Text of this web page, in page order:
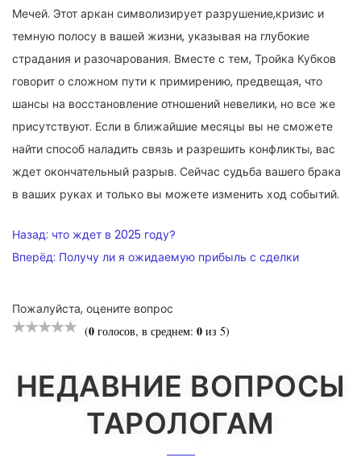
Мечей. Этот аркан символизирует разрушение,кризис и
темную полосу в вашей жизни, указывая на глубокие
страдания и разочарования. Вместе с тем, Тройка Кубков
говорит о сложном пути к примирению, предвещая, что
шансы на восстановление отношений невелики, но все же
присутствуют. Если в ближайшие месяцы вы не сможете
найти способ наладить связь и разрешить конфликты, вас
ждет окончательный разрыв. Сейчас судьба вашего брака
в ваших руках и только вы можете изменить ход событий.
НАВИГАЦИЯ
ПО
Назад: что ждет в 2025 году?
Вперёд: Получу ли я ожидаемую прибыль с сделки
Пожалуйста, оцените вопрос
(0 голосов, в среднем: 0 из 5)
НЕДАВНИЕ ВОПРОСЫ
ТАРОЛОГАМ